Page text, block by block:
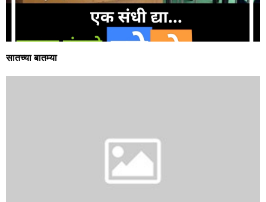
सातच्या बातम्या